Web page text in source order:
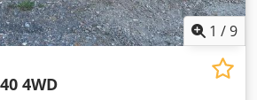
1 /9
4WD